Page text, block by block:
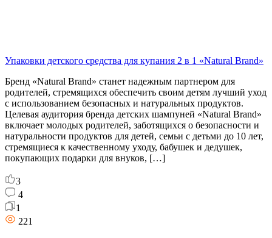
Упаковки детского средства для купания 2 в 1 «Natural Brand»
Бренд «Natural Brand» станет надежным партнером для
родителей, стремящихся обеспечить своим детям лучший уход
с использованием безопасных и натуральных продуктов.
Целевая аудитория бренда детских шампуней «Natural Brand»
включает молодых родителей, заботящихся о безопасности и
натуральности продуктов для детей, семьи с детьми до 10 лет,
стремящиеся к качественному уходу, бабушек и дедушек,
покупающих подарки для внуков, […]
3
4
1
221